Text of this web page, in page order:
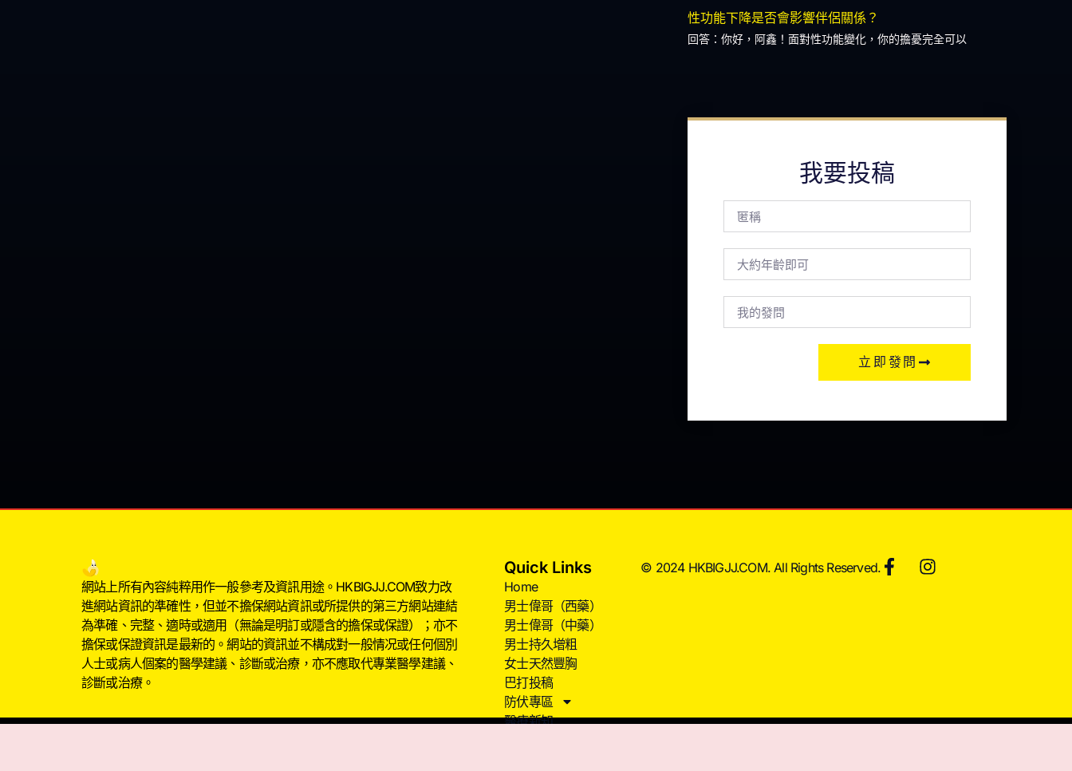
性功能下降是否會影響伴侶關係？
回答：你好，阿鑫！面對性功能變化，你的擔憂完全可以
我要投稿
立即發問
網站上所有內容純粹用作一般參考及資訊用途。HKBIGJJ.COM致力改
進網站資訊的準確性，但並不擔保網站資訊或所提供的第三方網站連結
為準確、完整、適時或適用（無論是明訂或隱含的擔保或保證）；亦不
擔保或保證資訊是最新的。網站的資訊並不構成對一般情况或任何個別
人士或病人個案的醫學建議、診斷或治療，亦不應取代專業醫學建議、
診斷或治療。
Quick Links
Home
男士偉哥（西藥）
男士偉哥（中藥）
男士持久增粗
女士天然豐胸
巴打投稿
防伏專區
醫療新知
© 2024 HKBIGJJ.COM. All Rights Reserved.